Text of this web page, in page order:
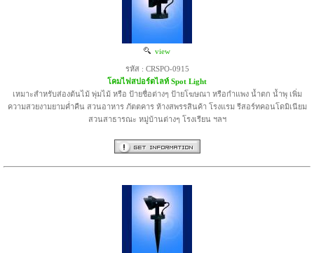
view
รหัส : CRSPO-0915
โคมไฟสปอร์ตไลท์ Spot Light
เหมาะสำหรับส่องต้นไม้ พุ่มไม้ หรือ ป้ายชื่อต่างๆ ป้ายโฆษณา หรือกำแพง น้ำตก น้ำพุ เพิ่ม
ความสวยงามยามค่ำคืน สวนอาหาร ภัตตคาร ห้างสพรรสินค้า โรงแรม รีสอร์ทคอนโดมิเนียม
สวนสาธารณะ หมู่บ้านต่างๆ โรงเรียน ฯลฯ